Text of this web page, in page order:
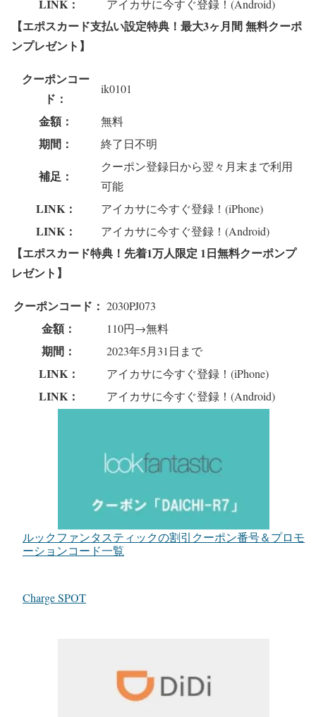
LINK： アイカサに今すぐ登録！(Android)
【エポスカード支払い設定特典！最大3ヶ月間 無料クーポ
ンプレゼント】
クーポンコー
ド：
ik0101
金額： 無料
期間： 終了日不明
補足：
クーポン登録日から翌々月末まで利用
可能
LINK： アイカサに今すぐ登録！(iPhone)
LINK： アイカサに今すぐ登録！(Android)
【エポスカード特典！先着1万人限定 1日無料クーポンプ
レゼント】
クーポンコード： 2030PJ073
金額： 110円→無料
期間： 2023年5月31日まで
LINK： アイカサに今すぐ登録！(iPhone)
LINK： アイカサに今すぐ登録！(Android)
ルックファンタスティックの割引クーポン番号＆プロモ
ーションコード一覧
Charge SPOT